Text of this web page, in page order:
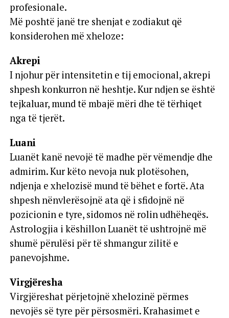
profesionale.
Më poshtë janë tre shenjat e zodiakut që
konsiderohen më xheloze:
Akrepi
I njohur për intensitetin e tij emocional, akrepi
shpesh konkurron në heshtje. Kur ndjen se është
tejkaluar, mund të mbajë mëri dhe të tërhiqet
nga të tjerët.
Luani
Luanët kanë nevojë të madhe për vëmendje dhe
admirim. Kur këto nevoja nuk plotësohen,
ndjenja e xhelozisë mund të bëhet e fortë. Ata
shpesh nënvlerësojnë ata që i sfidojnë në
pozicionin e tyre, sidomos në rolin udhëheqës.
Astrologjia i këshillon Luanët të ushtrojnë më
shumë përulësi për të shmangur zilitë e
panevojshme.
Virgjëresha
Virgjëreshat përjetojnë xhelozinë përmes
nevojës së tyre për përsosmëri. Krahasimet e